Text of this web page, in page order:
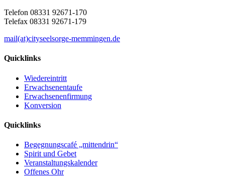
Telefon 08331 92671-170
Telefax 08331 92671-179
mail(at)cityseelsorge-memmingen.de
Quicklinks
Wiedereintritt
Erwachsenentaufe
Erwachsenenfirmung
Konversion
Quicklinks
Begegnungscafé „mittendrin“
Spirit und Gebet
Veranstaltungskalender
Offenes Ohr